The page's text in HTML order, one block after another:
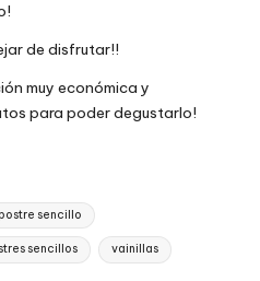
de disfrutar!!
muy económica y
para poder degustarlo!
postre sencillo
sencillos vainillas